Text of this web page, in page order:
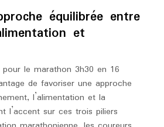
équilibrée entre
et
pour le marathon 3h30 en 16
de favoriser une approche
l’alimentation et la
l’accent sur ces trois piliers